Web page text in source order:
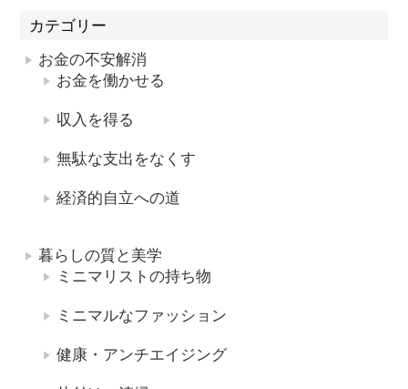
カテゴリー
お金の不安解消
お金を働かせる
収入を得る
無駄な支出をなくす
経済的自立への道
暮らしの質と美学
ミニマリストの持ち物
ミニマルなファッション
健康・アンチエイジング